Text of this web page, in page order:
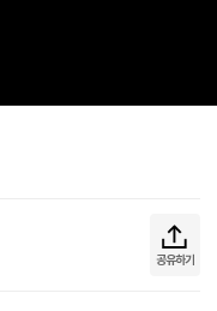
공유하기